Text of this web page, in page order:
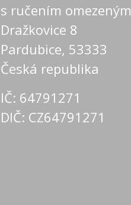
s ručením omezeným
Dražkovice 8
Pardubice, 53333
Česká republika
IČ: 64791271
DIČ: CZ64791271